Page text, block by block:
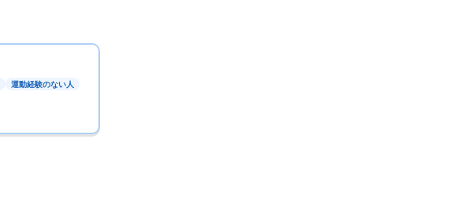
運動経験のない人